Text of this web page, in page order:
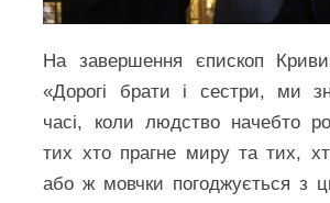
На завершення єпископ
«Дорогі брати і сестри, ми
часі, коли людство начебто
тих хто прагне миру та тих,
або ж мовчки погоджується з